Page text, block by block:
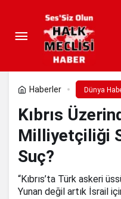
Haberler Dünya
Kıbrıs
Milliyetçiliği
Suç?
“Kıbrıs’ta Türk askeri
Yunan değil artık İsrail
Kıbrıs
Milliyetçiliği
Yorum Yap